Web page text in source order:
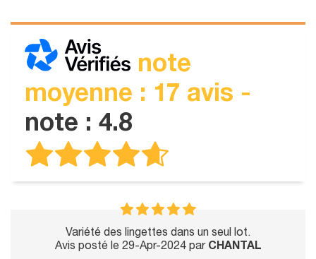
note
moyenne : 17 avis -
note : 4.8
Variété des lingettes dans un seul lot.
Avis posté le 29-Apr-2024 par CHANTAL